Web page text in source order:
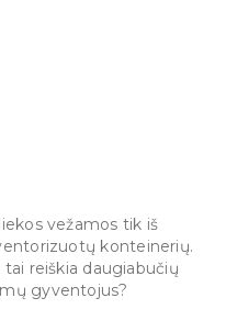
vežamos tik iš
konteinerių.
tai reiškia daugiabučių
gyventojus?